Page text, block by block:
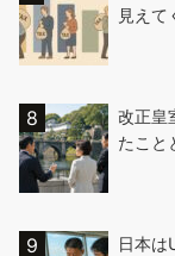
見えて
改正皇
たこと
日本は